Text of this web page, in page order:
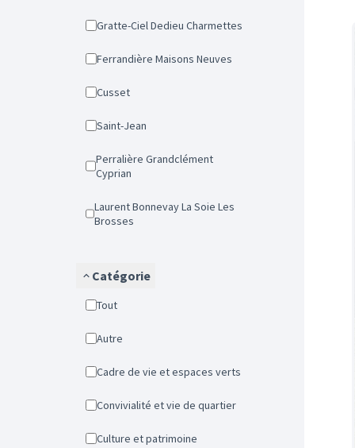
Gratte-Ciel Dedieu Charmettes
Ferrandière Maisons Neuves
Cusset
Saint-Jean
Perralière Grandclément
Cyprian
Laurent Bonnevay La Soie Les
Brosses
Catégorie
Tout
Autre
Cadre de vie et espaces verts
Convivialité et vie de quartier
Culture et patrimoine